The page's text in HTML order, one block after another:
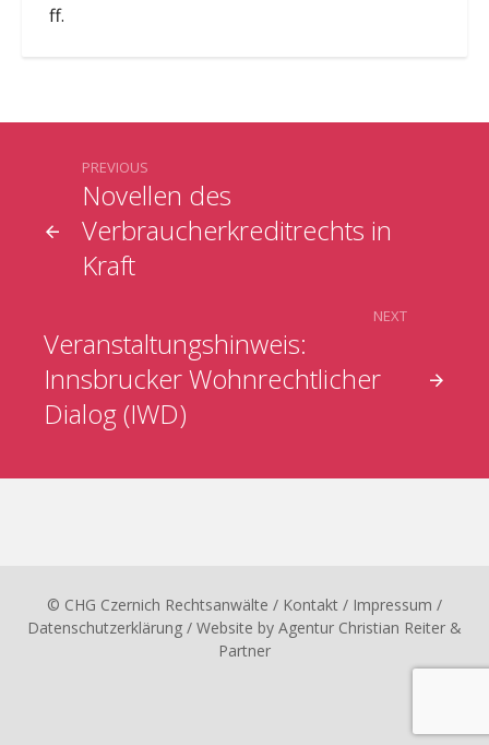
ff.
Novellen des
Verbraucherkreditrechts in
Kraft
PREVIOUS
Veranstaltungshinweis:
Innsbrucker Wohnrechtlicher
Dialog (IWD)
NEXT
© CHG Czernich Rechtsanwälte / Kontakt / Impressum /
Datenschutzerklärung / Website by Agentur Christian Reiter &
Partner